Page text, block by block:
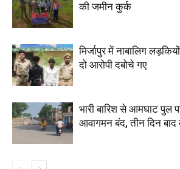
की जमीन कुर्क
मिर्जापुर में नाबालिग
दो आरोपी दबोचे गए
भारी बारिश से आमघाट पुल
आवागमन बंद, तीन दिन बाद